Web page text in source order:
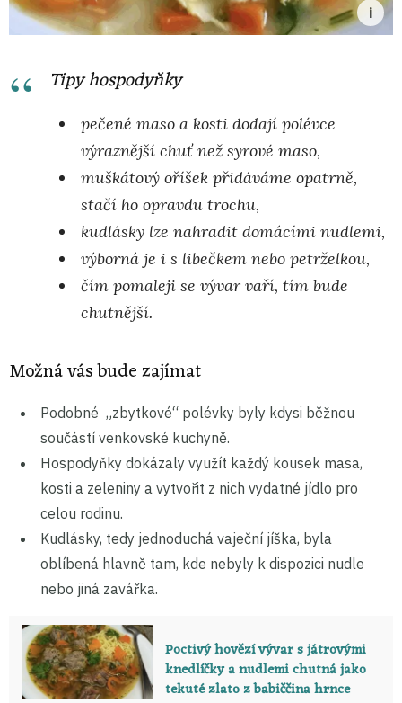
Tipy hospodyňky
pečené maso a kosti dodají polévce
výraznější chuť než syrové maso,
muškátový oříšek přidáváme opatrně,
stačí ho opravdu trochu,
kudlásky lze nahradit domácími nudlemi,
výborná je i s libečkem nebo petrželkou,
čím pomaleji se vývar vaří, tím bude
chutnější.
Možná vás bude zajímat
Podobné „zbytkové“ polévky byly kdysi běžnou
součástí venkovské kuchyně.
Hospodyňky dokázaly využít každý kousek masa,
kosti a zeleniny a vytvořit z nich vydatné jídlo pro
celou rodinu.
Kudlásky, tedy jednoduchá vaječní jíška, byla
oblíbená hlavně tam, kde nebyly k dispozici nudle
nebo jiná zavářka.
Poctivý hovězí vývar s játrovými
knedlíčky a nudlemi chutná jako
tekuté zlato z babiččina hrnce